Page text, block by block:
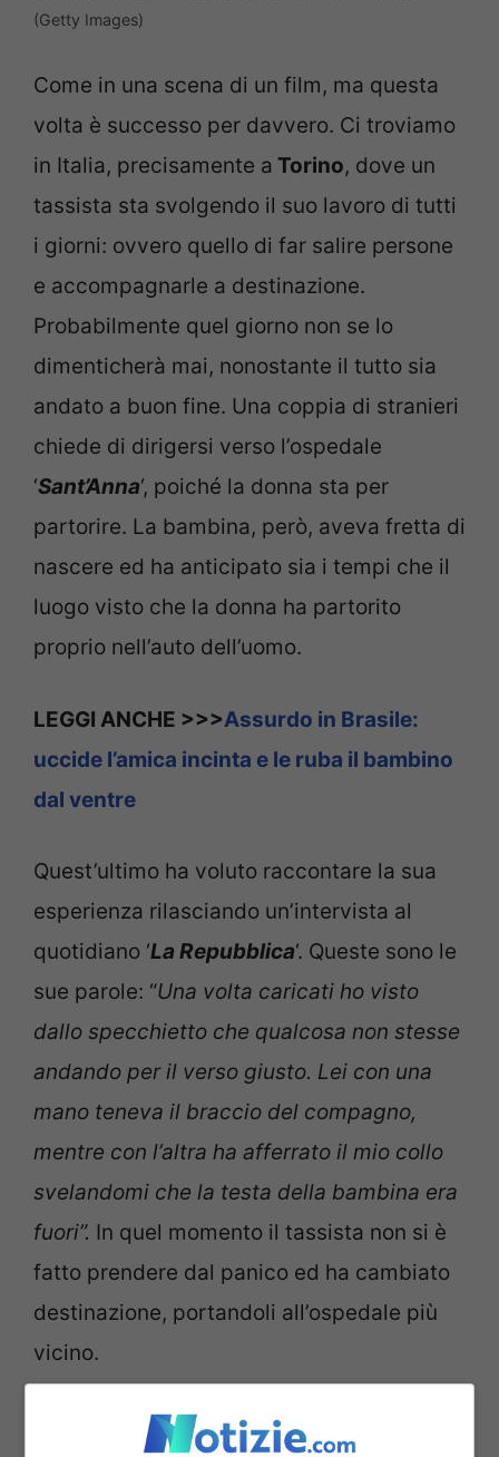
(Getty Images)
Come in una scena di un film, ma questa
volta è successo per davvero. Ci troviamo
in Italia, precisamente a Torino, dove un
tassista sta svolgendo il suo lavoro di tutti
i giorni: ovvero quello di far salire persone
e accompagnarle a destinazione.
Probabilmente quel giorno non se lo
dimenticherà mai, nonostante il tutto sia
andato a buon fine. Una coppia di stranieri
chiede di dirigersi verso l’ospedale
‘Sant’Anna‘, poiché la donna sta per
partorire. La bambina, però, aveva fretta di
nascere ed ha anticipato sia i tempi che il
luogo visto che la donna ha partorito
proprio nell’auto dell’uomo.
LEGGI ANCHE >>>Assurdo in Brasile:
uccide l’amica incinta e le ruba il bambino
dal ventre
Quest’ultimo ha voluto raccontare la sua
esperienza rilasciando un’intervista al
quotidiano ‘La Repubblica‘. Queste sono le
sue parole: “Una volta caricati ho visto
dallo specchietto che qualcosa non stesse
andando per il verso giusto. Lei con una
mano teneva il braccio del compagno,
mentre con l’altra ha afferrato il mio collo
svelandomi che la testa della bambina era
fuori”. In quel momento il tassista non si è
fatto prendere dal panico ed ha cambiato
destinazione, portandoli all’ospedale più
vicino.
Torino, donna partorisce in